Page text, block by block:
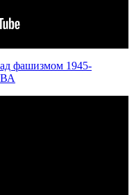
фашизмом 1945-